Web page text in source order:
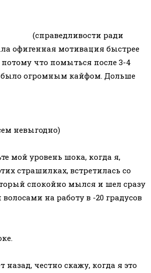
(справедливости ради
офигенная мотивация быстрее
что помыться после 3-4
огромным кайфом. Дольше
невыгодно)
мой уровень шока, когда я,
страшилках, встретилась со
спокойно мылся и шел сразу
на работу в -20 градусов
назад, честно скажу, когда я это